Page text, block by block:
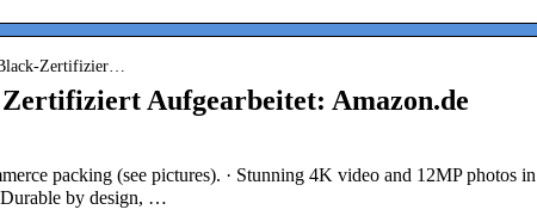
Zertifizier…
Aufgearbeitet: Amazon.de
packing (see pictures). · Stunning 4K video and 12MP photos in
Durable by design, …